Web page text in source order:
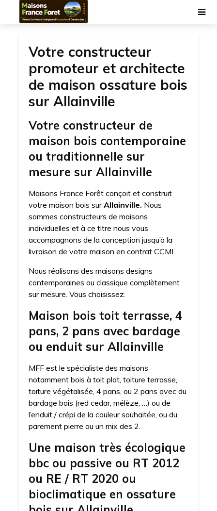
Votre constructeur
promoteur et architecte
de maison ossature bois
sur Allainville
Votre constructeur de
maison bois contemporaine
ou traditionnelle sur
mesure sur Allainville
Maisons France Forêt conçoit et construit
votre maison bois surAllainville. Nous
sommes constructeurs de maisons
individuelles et à ce titre nous vous
accompagnons de la conception jusqu’à la
livraison de votre maison en contrat CCMI.
Nous réalisons des maisons designs
contemporaines ou classique complètement
sur mesure. Vous choisissez.
Maison bois toit terrasse, 4
pans, 2 pans avec bardage
ou enduit sur Allainville
MFF est le spécialiste des maisons
notamment bois à toit plat, toiture terrasse,
toiture végétalisée, 4 pans, ou 2 pans avec du
bardage bois (red cedar, mélèze, …) ou de
l’enduit / crépi de la couleur souhaitée, ou du
parement pierre ou un mix des 2.
Une maison très écologique
bbc ou passive ou RT 2012
ou RE / RT 2020 ou
bioclimatique en ossature